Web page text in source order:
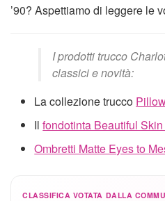
’90? Aspettiamo di leggere le
I prodotti trucco
classici e novità:
La collezione trucco
Ilfondotinta Beautiful
Ombretti Matte Eyes to
CLASSIFICA VOTATA DALLA